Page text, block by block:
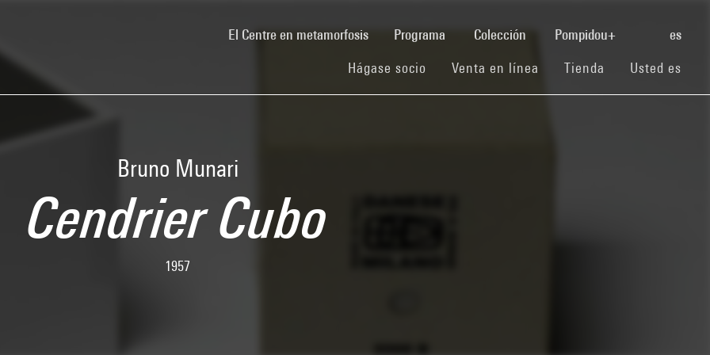
El Centre en metamorfosis(current)Programa Colección Pompidou+ es
Hágase socio (current)
Venta en línea (current)
Tienda (current)
Usted es
Bruno Munari
Cendrier Cubo
1957